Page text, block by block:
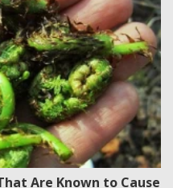
Are Known to Cause